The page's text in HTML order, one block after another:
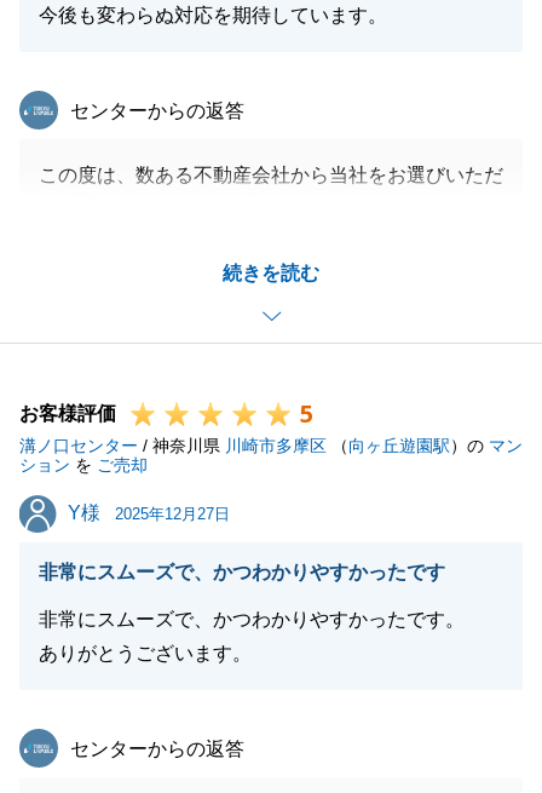
この度は大切なご資産の売却をお任せいただき、本当
今後も変わらぬ対応を期待しています。
続きを読む
東急リバブル
センターからの返答
この度は、数ある不動産会社から当社をお選びいただ
難しい点もあったと思います。
無事にお引き渡しができましたのも、S様に迅速なご
対応・ご協力いただいたお陰です。感謝申し上げま
S様の新生活がより充実したものとなりますよう、心
より祈念いたします。
また、不動産に関するお困りごとなどございました
ら、お気軽にご相談いただけますと幸いです。
閉じる
お客様評価 5
溝ノ口センター / 神奈川県 川崎市多摩区 （向ヶ丘遊園駅）の マン
ション を ご売却
Y様
Y様 2025年12月27日
非常にスムーズで、かつわかりやすかったです
非常にスムーズで、かつわかりやすかったです。
ありがとうございます。
東急リバブル
センターからの返答